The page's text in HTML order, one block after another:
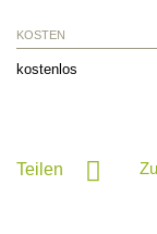
KOSTEN
kostenlos
Teilen